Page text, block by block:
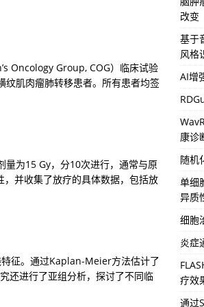
Oncology Group, COG）临床试验
纹肌肉瘤肺转移患者。所有患者均签
量为15 Gy，分10次进行，通常与原
并收集了放疗的具体数据，包括放
征。通过Kaplan-Meier方法估计了
还进行了亚组分析，探讨了不同临
改变
基于
风格
AI增
康诊
随机
单细
异质
细胞
炎症
疗效
通过